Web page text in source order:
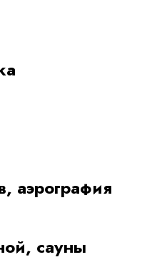
аэрография
сауны